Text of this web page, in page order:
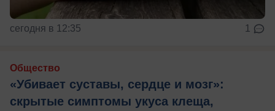
сегодня в 12:35 1
Общество
«Убивает суставы, сердце и мозг»:
скрытые симптомы укуса клеща,